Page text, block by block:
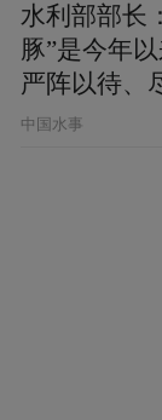
水利部部长
豚”是今年
严阵以待、
中国水事